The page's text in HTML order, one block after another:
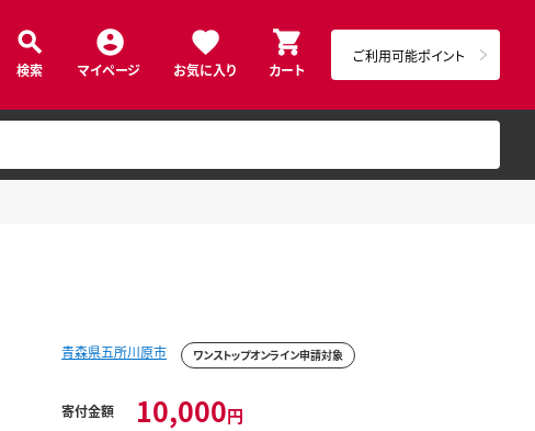
検索 マイページ お気に入り カート
ご利用可能ポイント
青森県五所川原市 ワンストップオンライン申請対象
寄付金額 10,000円